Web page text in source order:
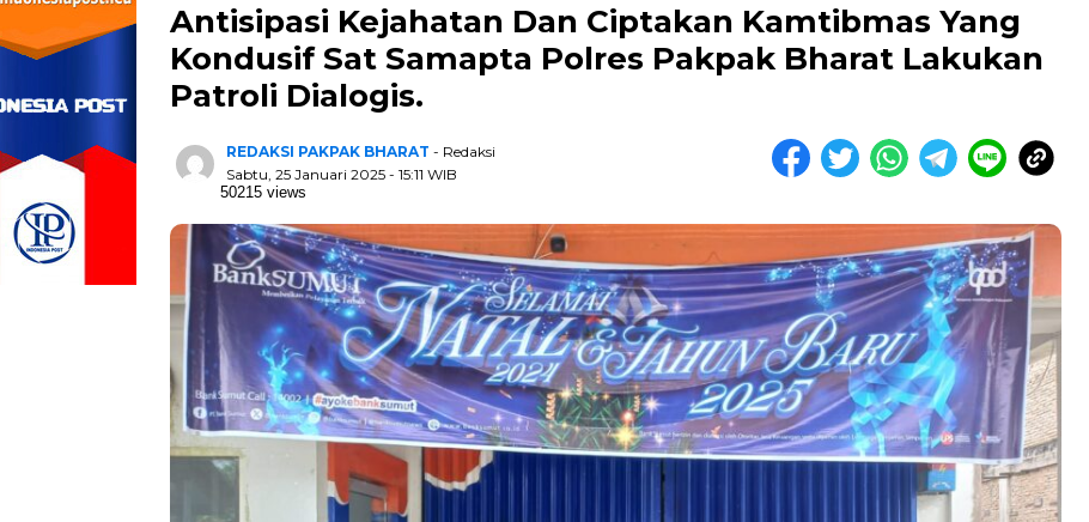
Antisipasi Kejahatan Dan Ciptakan Kamtibmas Yang
Kondusif Sat Samapta Polres Pakpak Bharat Lakukan
Patroli Dialogis.
REDAKSI PAKPAK BHARAT - Redaksi
Sabtu, 25 Januari 2025 - 15:11 WIB
50215 views